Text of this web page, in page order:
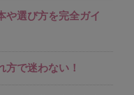
や選び方を完全ガイ
方で迷わない！